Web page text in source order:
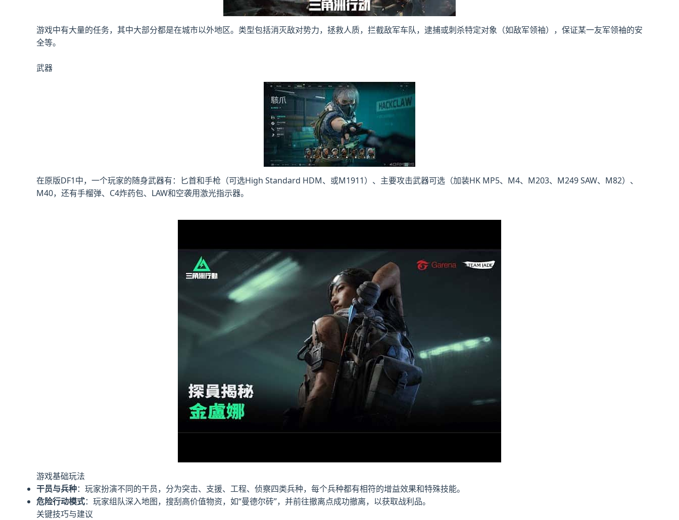
游戏中有大量的任务，其中大部分都是在城市以外地区。类型包括消灭敌对势力，拯救人质，拦截敌军车队，逮捕或刺杀特定对象（如敌军领袖），保证某一友军领袖的安
全等。
武器
在原版DF1中，一个玩家的随身武器有：匕首和手枪（可选High Standard HDM、或M1911）、主要攻击武器可选（加装HK MP5、M4、M203、M249 SAW、M82）、
M40，还有手榴弹、C4炸药包、LAW和空袭用激光指示器。
游戏基础玩法
干员与兵种：玩家扮演不同的干员，分为突击、支援、工程、侦察四类兵种，每个兵种都有相符的增益效果和特殊技能。
危险行动模式：玩家组队深入地图，搜刮高价值物资，如“曼德尔砖”，并前往撤离点成功撤离，以获取战利品。
关键技巧与建议